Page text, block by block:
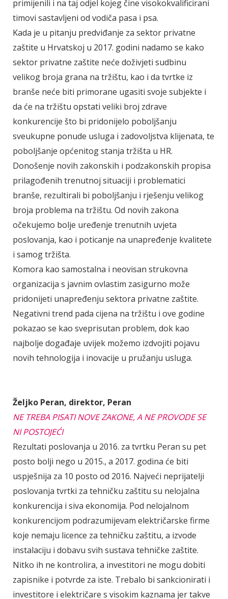
primijenili i na taj odjel kojeg čine visokokvalificirani
timovi sastavljeni od vodiča pasa i psa.
Kada je u pitanju predviđanje za sektor privatne
zaštite u Hrvatskoj u 2017. godini nadamo se kako
sektor privatne zaštite neće doživjeti sudbinu
velikog broja grana na tržištu, kao i da tvrtke iz
branše neće biti primorane ugasiti svoje subjekte i
da će na tržištu opstati veliki broj zdrave
konkurencije što bi pridonijelo poboljšanju
sveukupne ponude usluga i zadovoljstva klijenata, te
poboljšanje općenitog stanja tržišta u HR.
Donošenje novih zakonskih i podzakonskih propisa
prilagođenih trenutnoj situaciji i problematici
branše, rezultirali bi poboljšanju i rješenju velikog
broja problema na tržištu. Od novih zakona
očekujemo bolje uređenje trenutnih uvjeta
poslovanja, kao i poticanje na unapređenje kvalitete
i samog tržišta.
Komora kao samostalna i neovisan strukovna
organizacija s javnim ovlastim zasigurno može
pridonijeti unapređenju sektora privatne zaštite.
Negativni trend pada cijena na tržištu i ove godine
pokazao se kao sveprisutan problem, dok kao
najbolje događaje uvijek možemo izdvojiti pojavu
novih tehnologija i inovacije u pružanju usluga.
Željko Peran, direktor, Peran
NE TREBA PISATI NOVE ZAKONE, A NE PROVODE SE
NI POSTOJEĆI
Rezultati poslovanja u 2016. za tvrtku Peran su pet
posto bolji nego u 2015., a 2017. godina će biti
uspješnija za 10 posto od 2016. Najveći neprijatelji
poslovanja tvrtki za tehničku zaštitu su nelojalna
konkurencija i siva ekonomija. Pod nelojalnom
konkurencijom podrazumijevam električarske firme
koje nemaju licence za tehničku zaštitu, a izvode
instalaciju i dobavu svih sustava tehničke zaštite.
Nitko ih ne kontrolira, a investitori ne mogu dobiti
zapisnike i potvrde za iste. Trebalo bi sankcionirati i
investitore i električare s visokim kaznama jer takve